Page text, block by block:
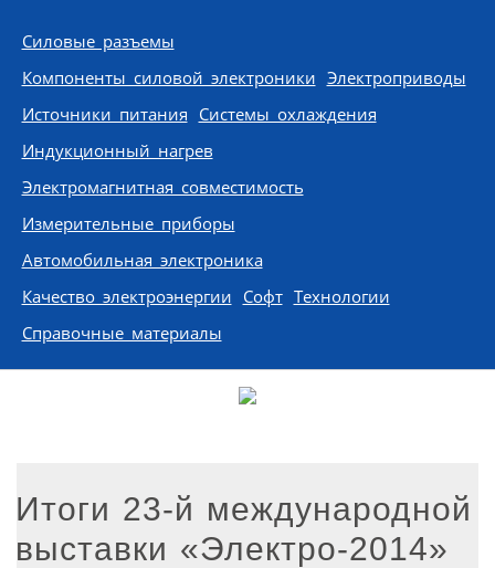
Skip to content
Силовые разъемы
Компоненты силовой электроники Электроприводы
Источники питания Системы охлаждения
Индукционный нагрев
Электромагнитная совместимость
Измерительные приборы
Автомобильная электроника
Качество электроэнергии Софт Технологии
Справочные материалы
Итоги 23-й международной
выставки «Электро-2014»